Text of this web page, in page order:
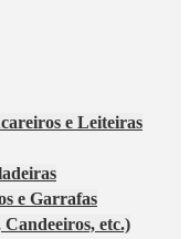
e Leiteiras
e Garrafas
etc.)